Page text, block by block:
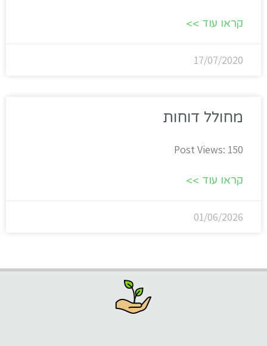
קראו עוד >>
17/07/2020
מחולל דוחות
Post Views: 150
קראו עוד >>
01/06/2026